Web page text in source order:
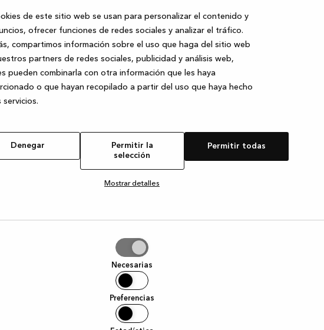
de este sitio web se usan para personalizar el contenido y
ofrecer funciones de redes sociales y analizar el tráfico.
compartimos información sobre el uso que haga del sitio web
partners de redes sociales, publicidad y análisis web,
pueden combinarla con otra información que les haya
o que hayan recopilado a partir del uso que haya hecho
servicios.
Denegar
Permitir la
selección
Permitir todas
Mostrar detalles
Necesarias
Preferencias
has occurred (see the browser console for